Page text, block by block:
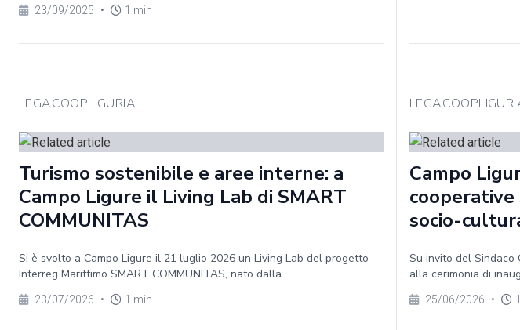
23/09/2025 • 1 min
LEGACOOPLIGURIA
Turismo sostenibile e aree interne: a
Campo Ligure il Living Lab di SMART
COMMUNITAS
Si è svolto a Campo Ligure il 21 luglio 2026 un Living Lab del progetto
Interreg Marittimo SMART COMMUNITAS, nato dalla...
23/07/2026 • 1 min
Campo
socio-
Su invito del Sindaco
alla cerimonia di
25/06/2026 •